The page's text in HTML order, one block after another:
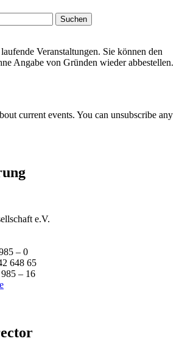
Veranstaltungen. Sie können den
Angabe von Gründen wieder abbestellen.
current events. You can unsubscribe any
e.V.
– 0
648 65
– 16